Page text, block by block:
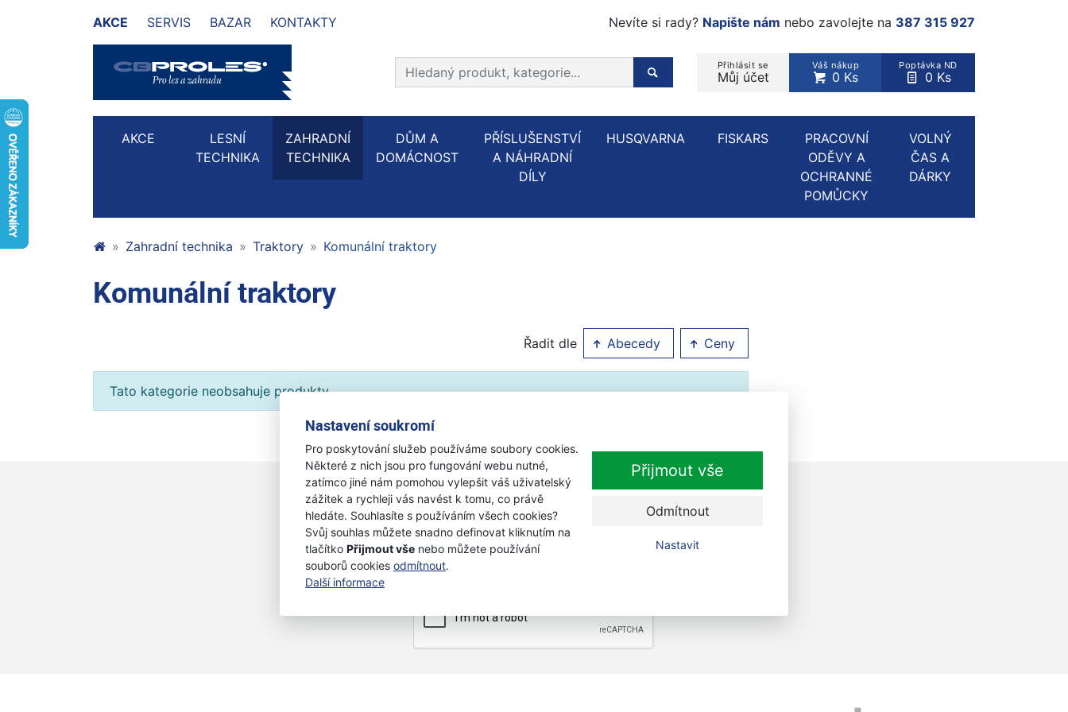
Nastavení soukromí
Pro poskytování služeb používáme soubory cookies.
Některé z nich jsou pro fungování webu nutné,
zatímco jiné nám pomohou vylepšit váš uživatelský
zážitek a rychleji vás navést k tomu, co právě
hledáte. Souhlasíte s používáním všech cookies?
Svůj souhlas můžete snadno definovat kliknutím na
tlačítko Přijmout vše nebo můžete používání
souborů cookies odmítnout.
Další informace
Přijmout vše
Odmítnout
Nastavit
AKCE SERVIS BAZAR KONTAKTY Nevíte si rady? Napište nám nebo zavolejte na 387 315 927
Přihlásit se
Můj účet
Váš nákup
0 Ks
Poptávka ND
0 Ks
Prohledat web
Hledaný produkt, kategorie...
AKCE
LESNÍ
TECHNIKA
ZAHRADNÍ
TECHNIKA
DŮM A
DOMÁCNOST
PŘÍSLUŠENSTVÍ
A NÁHRADNÍ
DÍLY
HUSQVARNA FISKARS
PRACOVNÍ
ODĚVY A
OCHRANNÉ
POMŮCKY
VOLNÝ
ČAS A
DÁRKY
Zahradní technika Traktory Komunální traktory
Komunální traktory
Řadit dle Abecedy Ceny
Tato kategorie neobsahuje produkty.
Newsletter
Přihlaste se k odběru novinek
Zaškrtnutím souhlasím se zpracováním osobních údajů.